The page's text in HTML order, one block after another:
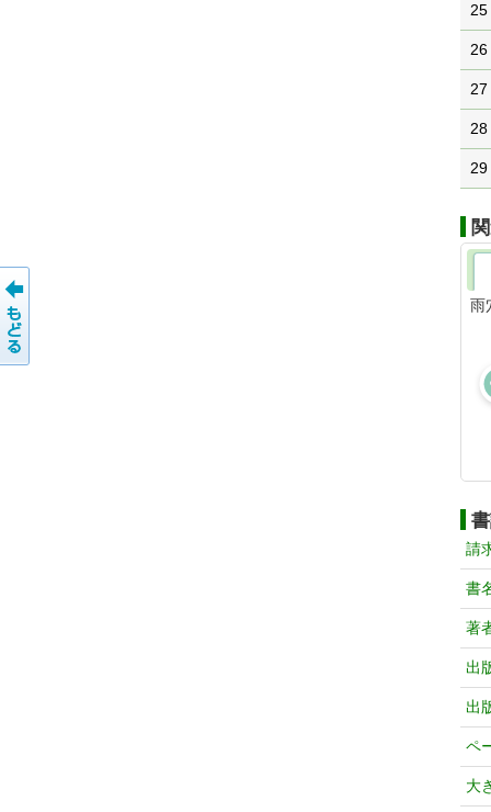
25
26
27
28
29
雨
請
書
著
出
出
ペ
大